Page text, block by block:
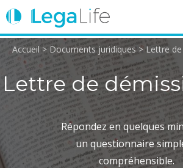
ENTREPRISE TRAVAIL
Login
Accueil > Documents juridiques> Lettre
Lettre de
Répondez en quelques
un questionnaire
compréhensible.